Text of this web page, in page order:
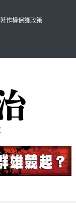
著作權保護政策
專欄作家邀稿合作，
。